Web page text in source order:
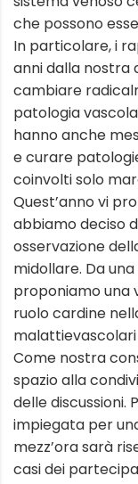
che possono
In particolare, i
anni dalla nostra
cambiare
patologia
hanno anche
e curare
coinvolti solo
Quest’anno vi
abbiamo deciso
osservazione
midollare. Da
proponiamo una
ruolo cardine
Come nostra
spazio alla
delle discussioni.
impiegata per
mezz’ora sarà
casi dei